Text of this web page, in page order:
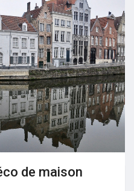
de maison